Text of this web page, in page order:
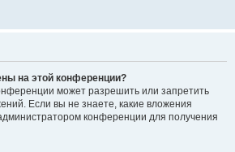
на этой конференции?
может разрешить или запретить
Если вы не знаете, какие вложения
конференции для получения